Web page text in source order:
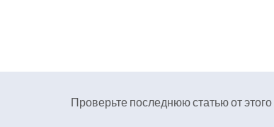
Проверьте последнюю статью от этого